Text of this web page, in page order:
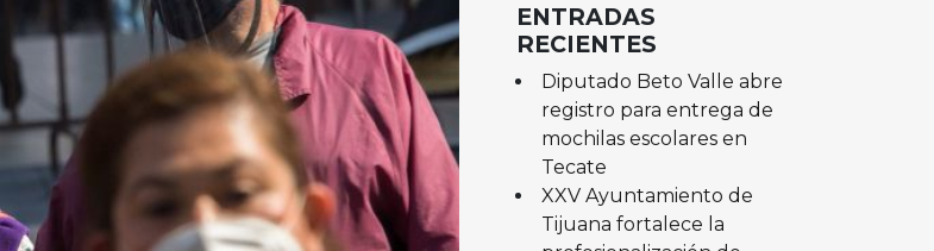
ENTRADAS
RECIENTES
Diputado Beto Valle abre
registro para entrega de
mochilas escolares en
Tecate
XXV Ayuntamiento de
Tijuana fortalece la